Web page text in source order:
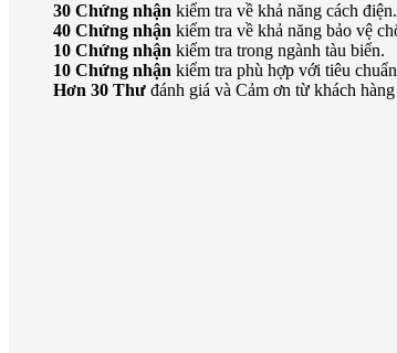
30 Chứng nhận kiểm tra về khả năng cách điện.
40 Chứng nhận kiểm tra về khả năng bảo vệ
10 Chứng nhận kiểm tra trong ngành tàu biển.
10 Chứng nhận kiểm tra phù hợp với tiêu
Hơn 30 Thư đánh giá và Cảm ơn từ khách